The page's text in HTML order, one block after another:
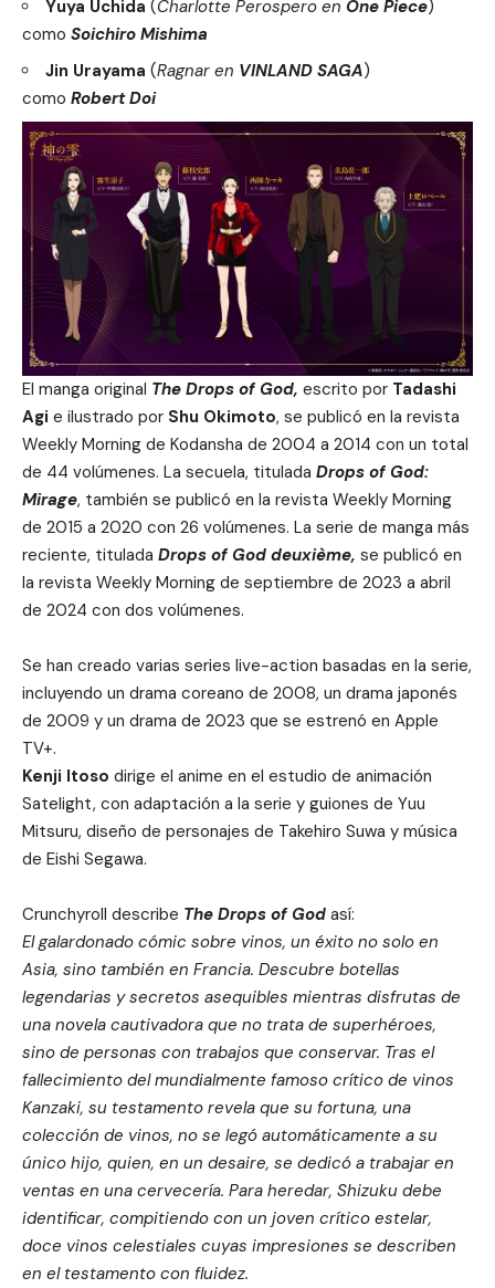
Yuya Uchida (Charlotte Perospero en One Piece)
como Soichiro Mishima
Jin Urayama (Ragnar en VINLAND SAGA)
como Robert Doi
El manga original The Drops of God, escrito por Tadashi
Agi e ilustrado por Shu Okimoto, se publicó en la revista
Weekly Morning de Kodansha de 2004 a 2014 con un total
de 44 volúmenes. La secuela, titulada Drops of God:
Mirage, también se publicó en la revista Weekly Morning
de 2015 a 2020 con 26 volúmenes. La serie de manga más
reciente, titulada Drops of God deuxième, se publicó en
la revista Weekly Morning de septiembre de 2023 a abril
de 2024 con dos volúmenes.
Se han creado varias series live-action basadas en la serie,
incluyendo un drama coreano de 2008, un drama japonés
de 2009 y un drama de 2023 que se estrenó en Apple
TV+.
Kenji Itoso dirige el anime en el estudio de animación
Satelight, con adaptación a la serie y guiones de Yuu
Mitsuru, diseño de personajes de Takehiro Suwa y música
de Eishi Segawa.
Crunchyroll describe The Drops of God así:
El galardonado cómic sobre vinos, un éxito no solo en
Asia, sino también en Francia. Descubre botellas
legendarias y secretos asequibles mientras disfrutas de
una novela cautivadora que no trata de superhéroes,
sino de personas con trabajos que conservar. Tras el
fallecimiento del mundialmente famoso crítico de vinos
Kanzaki, su testamento revela que su fortuna, una
colección de vinos, no se legó automáticamente a su
único hijo, quien, en un desaire, se dedicó a trabajar en
ventas en una cervecería. Para heredar, Shizuku debe
identificar, compitiendo con un joven crítico estelar,
doce vinos celestiales cuyas impresiones se describen
en el testamento con fluidez.